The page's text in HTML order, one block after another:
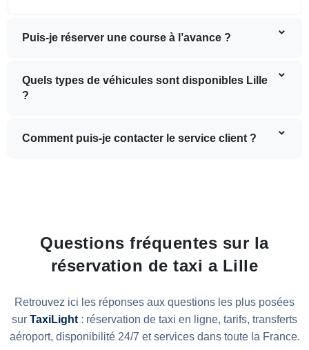
Puis-je réserver une course à l’avance ?
Quels types de véhicules sont disponibles Lille
?
Comment puis-je contacter le service client ?
Questions fréquentes sur la
réservation de taxi a Lille
Retrouvez ici les réponses aux questions les plus posées
sur TaxiLight : réservation de taxi en ligne, tarifs, transferts
aéroport, disponibilité 24/7 et services dans toute la France.